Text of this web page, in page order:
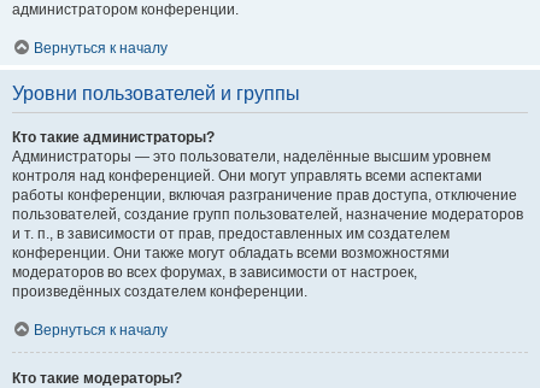
администратором конференции.
Вернуться к началу
Уровни пользователей и группы
Кто такие администраторы?
Администраторы — это пользователи, наделённые высшим уровнем
контроля над конференцией. Они могут управлять всеми аспектами
работы конференции, включая разграничение прав доступа, отключение
пользователей, создание групп пользователей, назначение модераторов
и т. п., в зависимости от прав, предоставленных им создателем
конференции. Они также могут обладать всеми возможностями
модераторов во всех форумах, в зависимости от настроек,
произведённых создателем конференции.
Вернуться к началу
Кто такие модераторы?